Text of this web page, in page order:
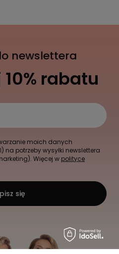
newslettera
rabatu
moich danych
potrzeby wysyłki newslettera
Więcej w polityce
się